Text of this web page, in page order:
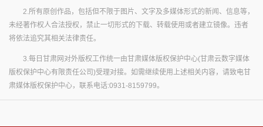
2.所有原创作品，包括但不限于图片、文字及多媒体形式的新闻、信息等，
未经著作权人合法授权，禁止一切形式的下载、转载使用或者建立镜像。违者
将依法追究其相关法律责任。
3.每日甘肃网对外版权工作统一由甘肃媒体版权保护中心(甘肃云数字媒体
版权保护中心有限责任公司)受理对接。如需继续使用上述相关内容，请致电甘
肃媒体版权保护中心，联系电话:0931-8159799。